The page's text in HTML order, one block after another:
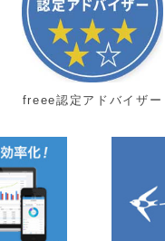
freee認定アドバイザー